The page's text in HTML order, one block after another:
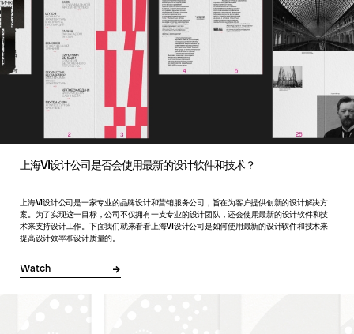
上海VI设计公司是否会使用最新的设计软件和技术？
上海VI设计公司是一家专业的品牌设计和营销服务公司，旨在为客户提供创新的设计解决方
案。为了实现这一目标，公司不仅拥有一支专业的设计团队，还会使用最新的设计软件和技
术来支持设计工作。下面我们就来看看上海VI设计公司是如何使用最新的设计软件和技术来
提高设计效率和设计质量的。
Watch